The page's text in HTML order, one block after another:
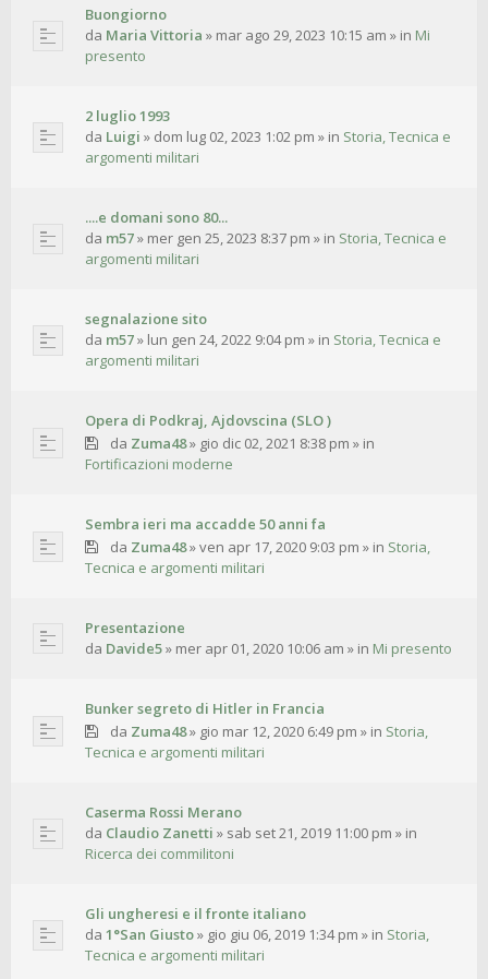
Buongiorno
da Maria Vittoria » mar ago 29, 2023 10:15 am » in Mi
presento
2 luglio 1993
da Luigi » dom lug 02, 2023 1:02 pm » in Storia, Tecnica e
argomenti militari
....e domani sono 80...
da m57» mer gen 25, 2023 8:37 pm » in Storia, Tecnica e
argomenti militari
segnalazione sito
da m57» lun gen 24, 2022 9:04 pm » in Storia, Tecnica e
argomenti militari
Opera di Podkraj, Ajdovscina (SLO )
da Zuma48» gio dic 02, 2021 8:38 pm » in
Fortificazioni moderne
Sembra ieri ma accadde 50 anni fa
da Zuma48»ven apr 17, 2020 9:03 pm » in Storia,
Tecnica e argomenti militari
Presentazione
da Davide5» mer apr 01, 2020 10:06 am » in Mi presento
Bunker segreto di Hitler in Francia
da Zuma48» gio mar 12, 2020 6:49 pm » in Storia,
Tecnica e argomenti militari
Caserma Rossi Merano
da Claudio Zanetti » sab set 21, 2019 11:00 pm » in
Ricerca dei commilitoni
Gli ungheresi e il fronte italiano
da 1°San Giusto» gio giu 06, 2019 1:34 pm » in Storia,
Tecnica e argomenti militari